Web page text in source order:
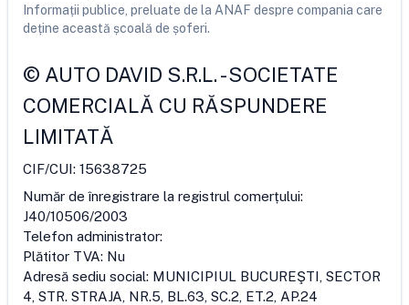
Informații publice, preluate de la ANAF despre compania care
deține această școală de șoferi.
© AUTO DAVID S.R.L.-SOCIETATE
COMERCIALĂ CU RĂSPUNDERE
LIMITATĂ
CIF/CUI: 15638725
Număr de înregistrare la registrul comerțului:
J40/10506/2003
Telefon administrator:
Plătitor TVA: Nu
Adresă sediu social: MUNICIPIUL BUCUREŞTI, SECTOR
4, STR. STRAJA, NR.5, BL.63, SC.2, ET.2, AP.24